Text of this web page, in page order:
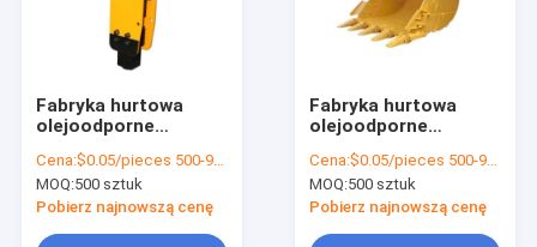
Fabryka hurtowa
olejoodporne
żywności torba
chleba zapiekany
zewnętrzny
Cena:$0.05/pieces 500-999 pieces
MOQ:500 sztuk
Pobierz najnowszą cenę
Fabryka hurtowa
olejoodporne
żywności torba
chleba zapiekany
zewnętrzny
Cena:$0.05/pieces 500-999 pieces
MOQ:500 sztuk
Pobierz najnowszą cenę